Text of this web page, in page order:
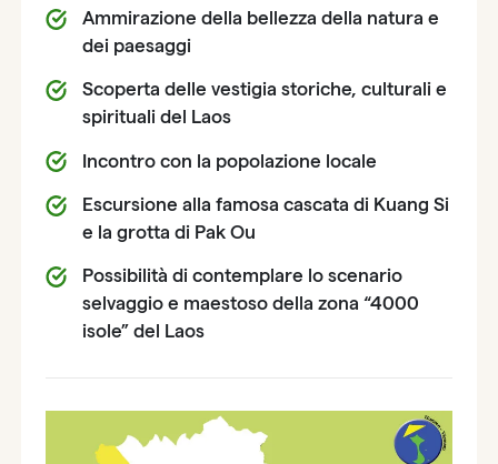
Ammirazione della bellezza della natura e
dei paesaggi
Scoperta delle vestigia storiche, culturali e
spirituali del Laos
Incontro con la popolazione locale
Escursione alla famosa cascata di Kuang Si
e la grotta di Pak Ou
Possibilità di contemplare lo scenario
selvaggio e maestoso della zona “4000
isole” del Laos